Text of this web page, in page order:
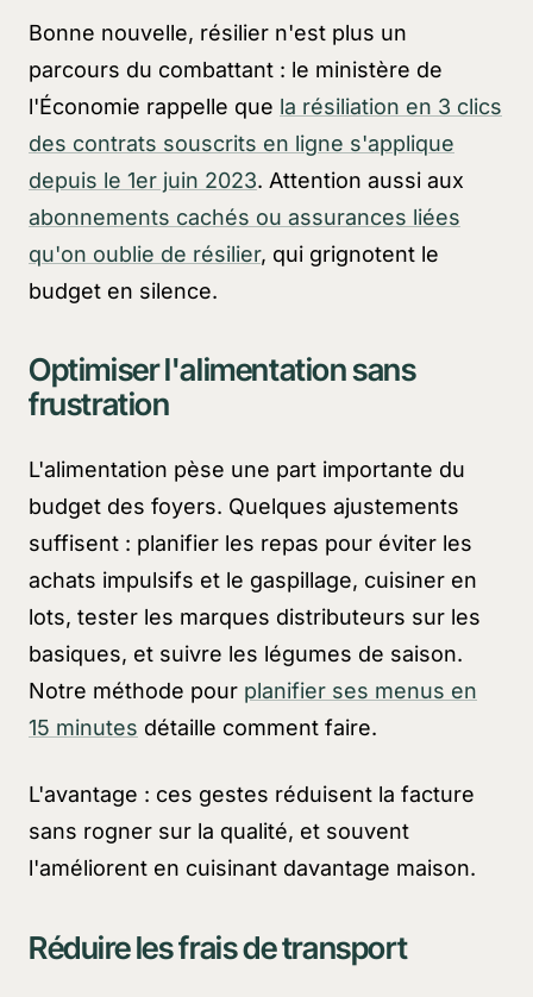
Bonne nouvelle, résilier n'est plus un
parcours du combattant : le ministère de
l'Économie rappelle que la résiliation en 3 clics
des contrats souscrits en ligne s'applique
depuis le 1er juin 2023. Attention aussi aux
abonnements cachés ou assurances liées
qu'on oublie de résilier, qui grignotent le
budget en silence.
Optimiser l'alimentation sans
frustration
L'alimentation pèse une part importante du
budget des foyers. Quelques ajustements
suffisent : planifier les repas pour éviter les
achats impulsifs et le gaspillage, cuisiner en
lots, tester les marques distributeurs sur les
basiques, et suivre les légumes de saison.
Notre méthode pour planifier ses menus en
15 minutes détaille comment faire.
L'avantage : ces gestes réduisent la facture
sans rogner sur la qualité, et souvent
l'améliorent en cuisinant davantage maison.
Réduire les frais de transport